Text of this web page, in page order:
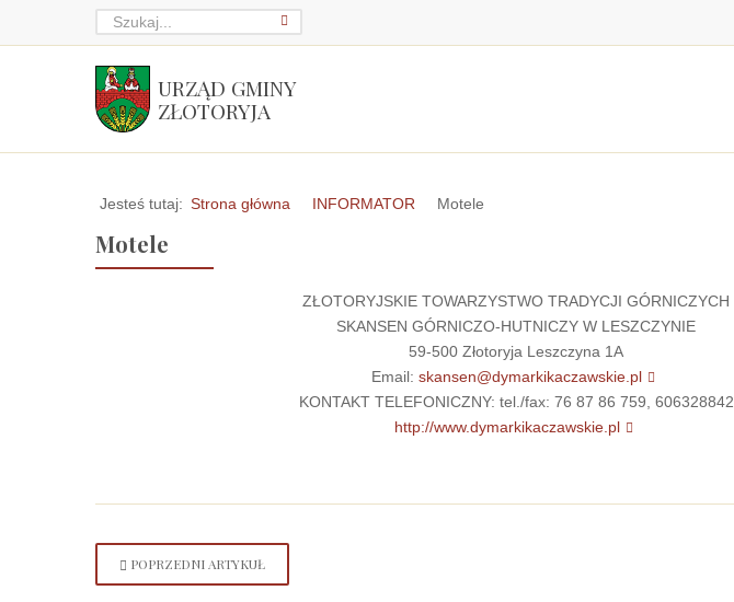
URZĄD GMINY
ZŁOTORYJA
Jesteś tutaj: Strona główna INFORMATOR Motele
Motele
ZŁOTORYJSKIE TOWARZYSTWO TRADYCJI GÓRNICZYCH
SKANSEN GÓRNICZO-HUTNICZY W LESZCZYNIE
59-500 Złotoryja Leszczyna 1A
Email:skansen@dymarkikaczawskie.pl
KONTAKT TELEFONICZNY: tel./fax: 76 87 86 759, 606328842
http://www.dymarkikaczawskie.pl
POPRZEDNI ARTYKUŁ